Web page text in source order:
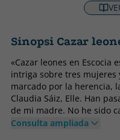
Sinopsi Cazar
«Cazar leones en Escocia
intriga sobre tres
marcado por la herencia,
Claudia Sáiz, Elle. Han
de mi madre. No he sido
desconocido, que ha
Consulta ampliada